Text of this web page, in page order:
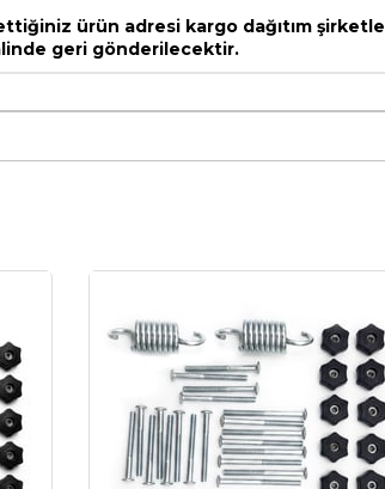
ürün adresi kargo dağıtım
geri gönderilecektir.